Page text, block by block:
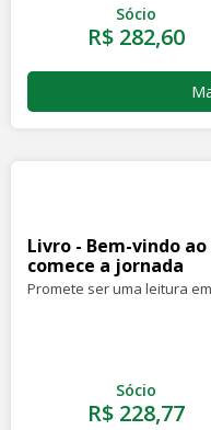
Sócio
R$ 282,60
Livro - Bem-vindo ao
comece a jornada
Promete ser uma leitura
Sócio
R$ 228,77